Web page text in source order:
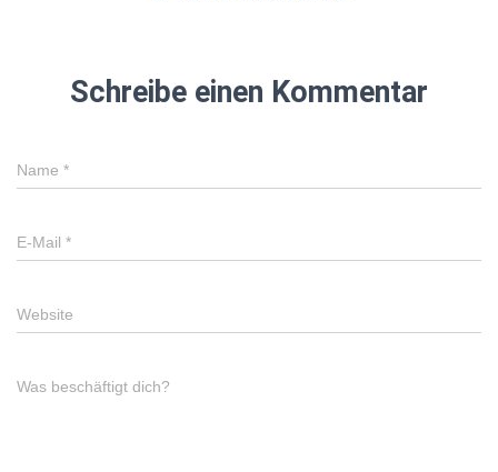
Schreibe einen Kommentar
Name *
E-Mail *
Website
Was beschäftigt dich?